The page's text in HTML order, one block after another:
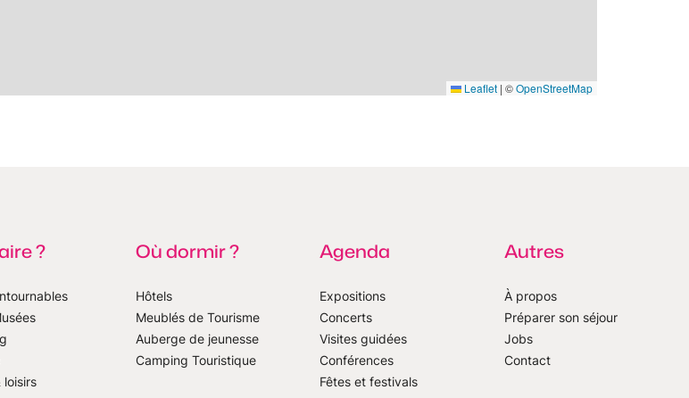
Leaflet | ©OpenStreetMap
?
loisirs
Où dormir ?
Hôtels
Meublés de Tourisme
Auberge de jeunesse
Camping Touristique
Agenda
Expositions
Concerts
Visites guidées
Conférences
Fêtes et festivals
Autres
À propos
Préparer son séjour
Jobs
Contact